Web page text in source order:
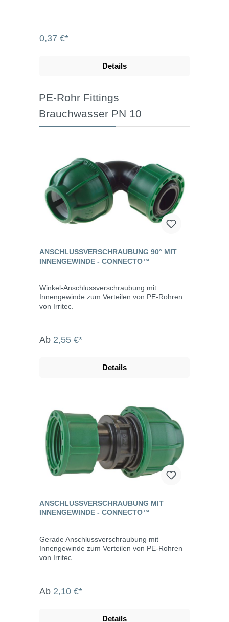
0,37 €*
Details
PE-Rohr Fittings
Brauchwasser PN 10
ANSCHLUSSVERSCHRAUBUNG 90° MIT
INNENGEWINDE - CONNECTO™
Winkel-Anschlussverschraubung mit
Innengewinde zum Verteilen von PE-Rohren
von Irritec.
Ab 2,55 €*
Details
ANSCHLUSSVERSCHRAUBUNG MIT
INNENGEWINDE - CONNECTO™
Gerade Anschlussverschraubung mit
Innengewinde zum Verteilen von PE-Rohren
von Irritec.
Ab 2,10 €*
Details